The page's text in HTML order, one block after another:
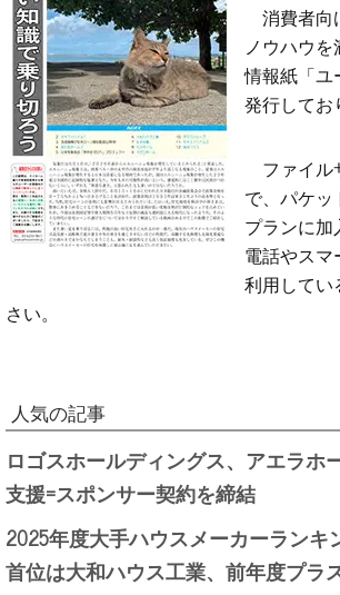
消費者向
ノウハウ
情報紙「
発行してお
ファイ
で、パケ
プランに
電話やス
利用して
さい。
人気の記事
ロゴスホールディングス、アエラホ
支援=スポンサー契約を締結
2025年度大手ハウスメーカーランキ
首位は大和ハウス工業、前年度プラ